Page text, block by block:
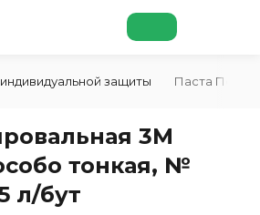
защиты Паста
3M
тонкая, №
л/бут